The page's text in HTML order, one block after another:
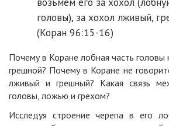
головы), за хохол лживый,
(Коран 96:15-16)
Почему в Коране лобная часть головы
грешной? Почему в Коране не
лживый и грешный? Какая связь
головы, ложью и грехом?
Исследуя строение черепа в его